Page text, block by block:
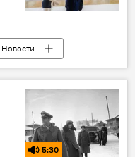
Новости
5:30